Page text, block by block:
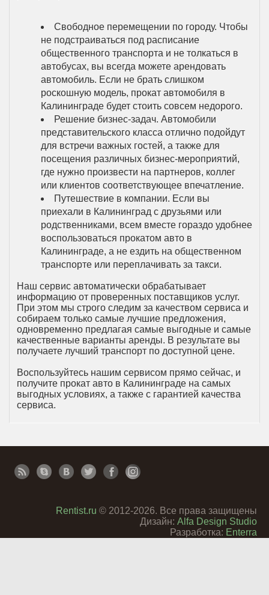
Свободное перемещении по городу. Чтобы
не подстраиваться под расписание
общественного транспорта и не толкаться в
автобусах, вы всегда можете арендовать
автомобиль. Если не брать слишком
роскошную модель, прокат автомобиля в
Калининграде будет стоить совсем недорого.
Решение бизнес-задач. Автомобили
представительского класса отлично подойдут
для встречи важных гостей, а также для
посещения различных бизнес-мероприятий,
где нужно произвести на партнеров, коллег
или клиентов соответствующее впечатление.
Путешествие в компании. Если вы
приехали в Калининград с друзьями или
родственниками, всем вместе гораздо удобнее
воспользоваться прокатом авто в
Калининграде, а не ездить на общественном
транспорте или переплачивать за такси.
Наш сервис автоматически обрабатывает
информацию от проверенных поставщиков услуг.
При этом мы строго следим за качеством сервиса и
собираем только самые лучшие предложения,
одновременно предлагая самые выгодные и самые
качественные варианты аренды. В результате вы
получаете лучший транспорт по доступной цене.
Воспользуйтесь нашим сервисом прямо сейчас, и
получите прокат авто в Калининграде на самых
выгодных условиях, а также с гарантией качества
сервиса.
Rentist.ru © 2012-2026. Все права защищены
Дизайн: Alfa Design Studio
Разработка: Enterra